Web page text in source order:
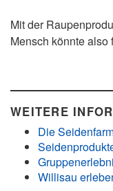
Mit der
Mensch könnte also
WEITERE
Die
Willisau